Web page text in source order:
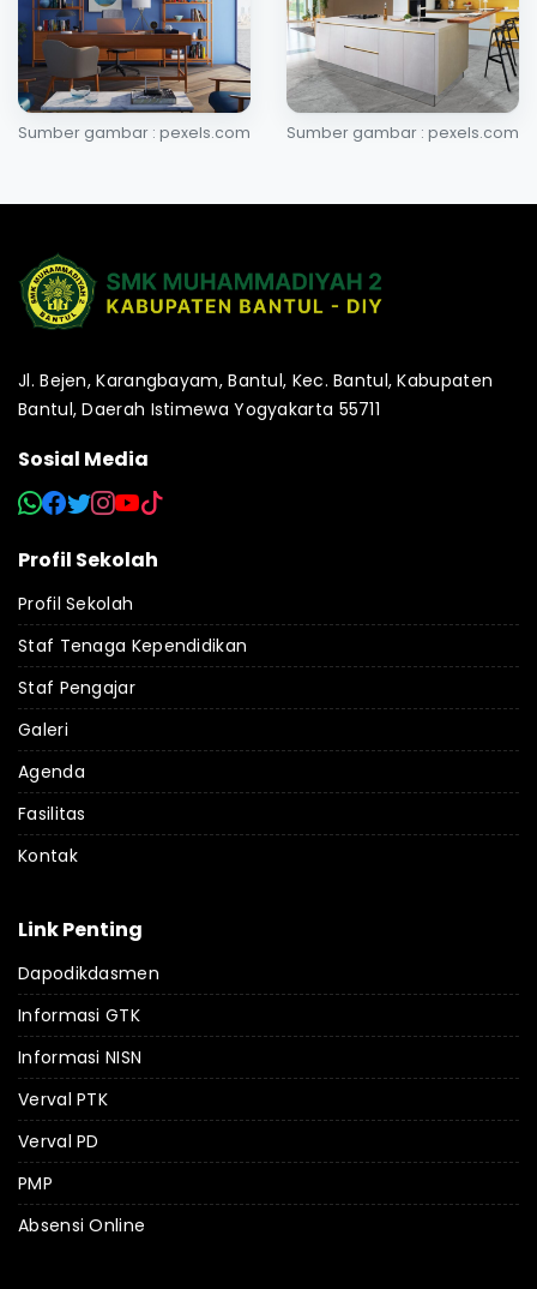
Sumber gambar : pexels.com Sumber gambar : pexels.com
Jl. Bejen, Karangbayam, Bantul, Kec. Bantul, Kabupaten
Bantul, Daerah Istimewa Yogyakarta 55711
Sosial Media
Profil Sekolah
Profil Sekolah
Staf Tenaga Kependidikan
Staf Pengajar
Galeri
Agenda
Fasilitas
Kontak
Link Penting
Dapodikdasmen
Informasi GTK
Informasi NISN
Verval PTK
Verval PD
PMP
Absensi Online